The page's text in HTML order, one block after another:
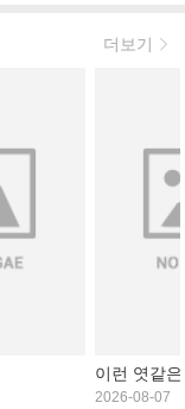
더보기
이런 엿같
2026-08-07